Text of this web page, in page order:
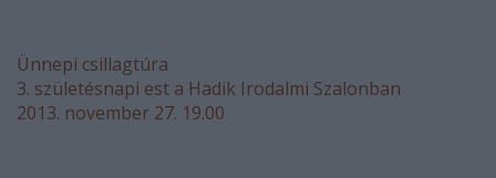
Ünnepi csillagtúra
3. születésnapi est a Hadik Irodalmi Szalonban
2013. november 27. 19.00